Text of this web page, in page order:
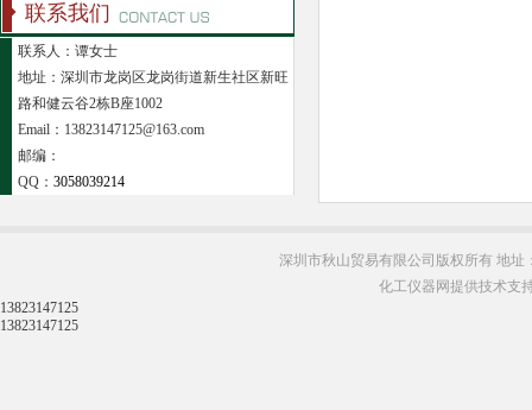
联系我们
联系人：谭女士
地址：深圳市龙岗区龙岗街道新生社区新旺
路和健云谷2栋B座1002
Email：13823147125@163.com
邮编：
QQ： 3058039214
深圳市秋山贸易有限公司版权所有 地址
化工仪器网提供技术支
13823147125
13823147125